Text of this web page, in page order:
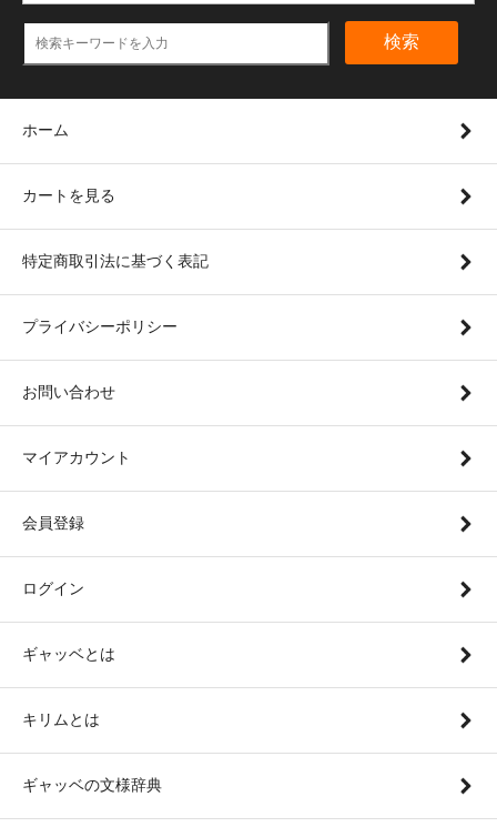
検索
ホーム
カートを見る
特定商取引法に基づく表記
プライバシーポリシー
お問い合わせ
マイアカウント
会員登録
ログイン
ギャッベとは
キリムとは
ギャッベの文様辞典